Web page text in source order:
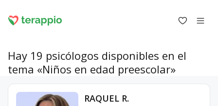
Iniciar sesión como psicólogo
Hay 19 psicólogos disponibles en el
tema «Niños en edad preescolar»
RAQUEL R.